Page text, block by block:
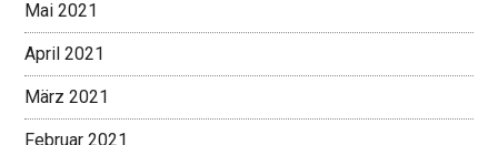
Mai 2021
April 2021
März 2021
Februar 2021